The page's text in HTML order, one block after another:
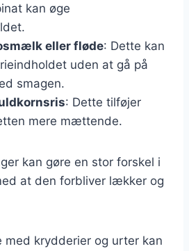
kan øge
eller fløde: Dette kan
uden at gå på
smagen.
: Dette tilføjer
mere mættende.
kan gøre en stor forskel i
at den forbliver lækker og
med krydderier og urter kan